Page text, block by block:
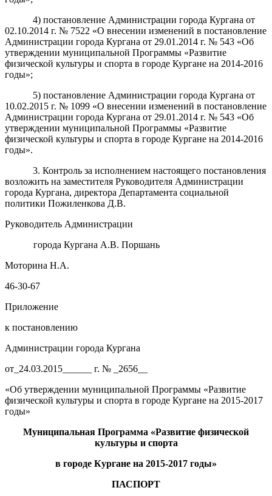
4) постановление Администрации города Кургана от
02.10.2014 г. № 7522 «О внесении изменений в постановление
Администрации города Кургана от 29.01.2014 г. № 543 «Об
утверждении муниципальной Программы «Развитие
физической культуры и спорта в городе Кургане на 2014-2016
годы»;
5) постановление Администрации города Кургана от
10.02.2015 г. № 1099 «О внесении изменений в постановление
Администрации города Кургана от 29.01.2014 г. № 543 «Об
утверждении муниципальной Программы «Развитие
физической культуры и спорта в городе Кургане на 2014-2016
годы».
3. Контроль за исполнением настоящего постановления
возложить на заместителя Руководителя Администрации
города Кургана, директора Департамента социальной
политики Пожиленкова Д.В.
Руководитель Администрации
города Кургана А.В. Поршань
Моторина Н.А.
46-30-67
Приложение
к постановлению
Администрации города Кургана
от_24.03.2015______ г. № _2656__
«Об утверждении муниципальной Программы «Развитие
физической культуры и спорта в городе Кургане на 2015-2017
годы»
Муниципальная Программа «Развитие физической
культуры и спорта
в городе Кургане на 2015-2017 годы»
ПАСПОРТ